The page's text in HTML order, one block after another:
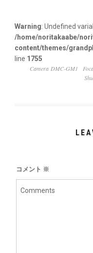
Warning: Undefined
/home/noritakaabe/
content/themes/
line 1755
Camera DMC-GM1
コメント ※